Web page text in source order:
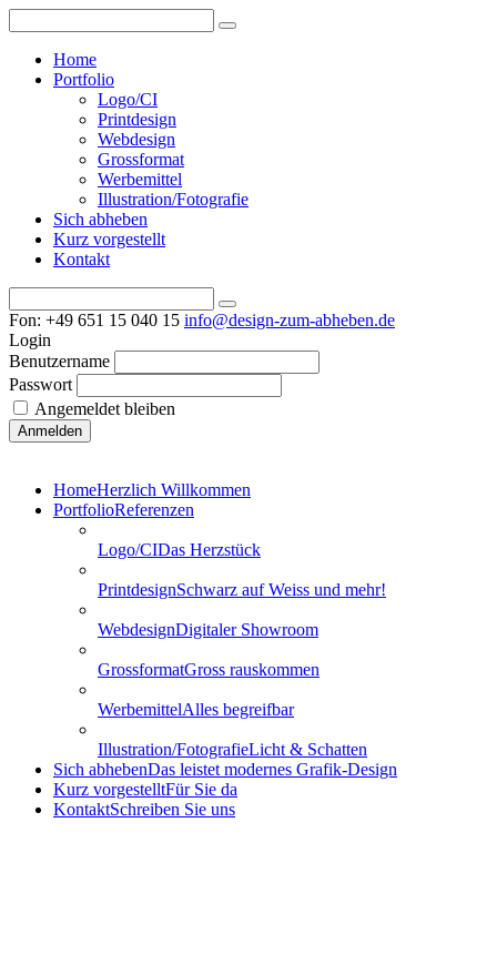
Home
Portfolio
Logo/CI
Printdesign
Webdesign
Grossformat
Werbemittel
Illustration/Fotografie
Sich abheben
Kurz vorgestellt
Kontakt
Fon: +49 651 15 040 15 info@design-zum-abheben.de
Login
Benutzername
Passwort
Angemeldet bleiben
HomeHerzlich Willkommen
PortfolioReferenzen
Logo/CIDas Herzstück
PrintdesignSchwarz auf Weiss und mehr!
WebdesignDigitaler Showroom
GrossformatGross rauskommen
WerbemittelAlles begreifbar
Illustration/FotografieLicht & Schatten
Sich abhebenDas leistet modernes Grafik-Design
Kurz vorgestelltFür Sie da
KontaktSchreiben Sie uns